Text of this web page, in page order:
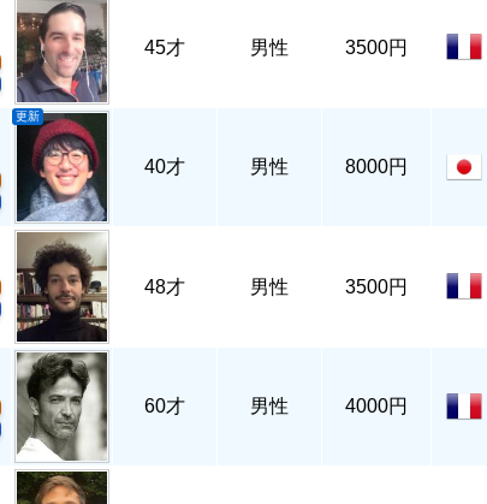
45才 男性 3500円
更新
40才 男性 8000円
48才 男性 3500円
60才 男性 4000円